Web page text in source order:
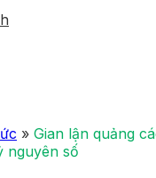
» Gian lận quảng
nguyên số